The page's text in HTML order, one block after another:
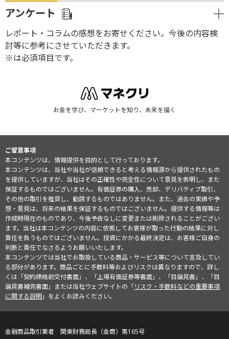
アンケート
レポート・コラムの感想をお寄せください。今後の内容検
討等に参考にさせていただきます。
※は必須項目です。
お金を学び、マーケットを知り、未来を描く
ご留意事項
本コンテンツは、情報提供を目的として行っております。
本コンテンツは、当社や当社が信頼できると考える情報源から提供されたもの
を提供していますが、当社はその正確性や完全性について意見を表明し、また
保証するものではございません。有価証券の購入、売却、デリバティブ取引、
その他の取引を推奨し、勧誘するものではありません。また、過去の実績や予
想・意見は、将来の結果を保証するものではございません。提供する情報等は
作成時現在のものであり、今後予告なしに変更または削除されることがござい
ます。当社は本コンテンツの内容に依拠してお客様が取った行動の結果に対し
責任を負うものではございません。投資にかかる最終決定は、お客様ご自身の
判断と責任でなさるようお願いいたします。
本コンテンツでは当社でお取扱している商品・サービス等について言及してい
る部分があります。商品ごとに手数料等およびリスクは異なりますので、詳し
くは「契約締結前交付書面」、「上場有価証券等書面」、「目論見書」、「目
論見書補完書面」または当社ウェブサイトの「リスク・手数料などの重要事項
に関する説明」をよくお読みください。
金融商品取引業者 関東財務局長（金商）第165号